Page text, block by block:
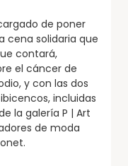
de poner
cena solidaria que
contará,
el cáncer de
y con las dos
incluidas
la galería P | Art
de moda